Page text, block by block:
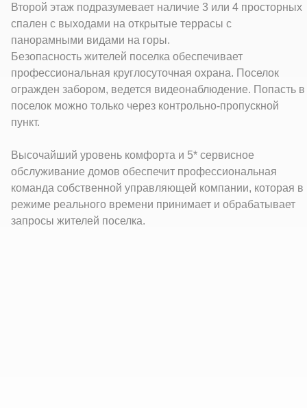
Второй этаж подразумевает наличие 3 или 4 просторных
спален с выходами на открытые террасы с
панорамными видами на горы.
Безопасность жителей поселка обеспечивает
профессиональная круглосуточная охрана. Поселок
огражден забором, ведется видеонаблюдение. Попасть в
поселок можно только через контрольно-пропускной
пункт.
Высочайший уровень комфорта и 5* сервисное
обслуживание домов обеспечит профессиональная
команда собственной управляющей компании, которая в
режиме реального времени принимает и обрабатывает
запросы жителей поселка.